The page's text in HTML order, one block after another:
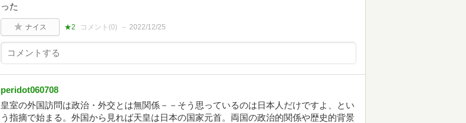
った
ナイス ★2 コメント(0) 2022/12/25
peridot060708
皇室の外国訪問は政治・外交とは無関係－－そう思っているのは日本人だけですよ、とい
う指摘で始まる。外国から見れば天皇は日本の国家元首。両国の政治的関係や歴史的背景